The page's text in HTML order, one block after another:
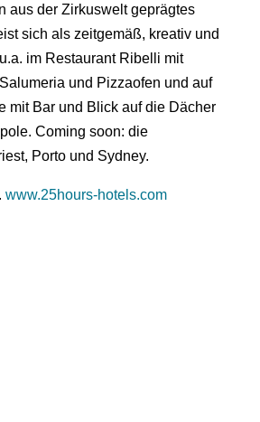
aus der Zirkusweltgeprägtes
sich als zeitgemäß, kreativ und
im Restaurant Ribelli mit
und Pizzaofen und auf
mit Bar und Blick auf die Dächer
Coming soon: die
Porto und Sydney.
www.25hours-hotels.com